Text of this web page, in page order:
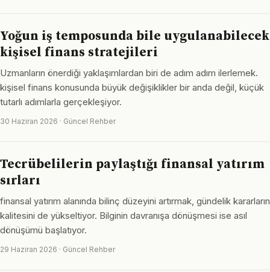
Yoğun iş temposunda bile uygulanabilecek
kişisel finans stratejileri
Uzmanların önerdiği yaklaşımlardan biri de adım adım ilerlemek.
kişisel finans konusunda büyük değişiklikler bir anda değil, küçük
tutarlı adımlarla gerçekleşiyor.
30 Haziran 2026 · Güncel Rehber
Tecrübelilerin paylaştığı finansal yatırım
sırları
finansal yatırım alanında bilinç düzeyini artırmak, gündelik kararların
kalitesini de yükseltiyor. Bilginin davranışa dönüşmesi ise asıl
dönüşümü başlatıyor.
29 Haziran 2026 · Güncel Rehber